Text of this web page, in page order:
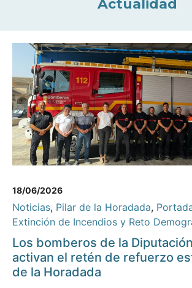
Actualidad
18/06/2026
Noticias, Pilar de la Horadada,
Extinción de Incendios y Reto
Los bomberos de la
activan el retén de refuerzo
de la Horadada